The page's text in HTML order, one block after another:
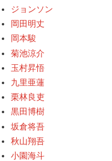
ジョンソン
岡田明丈
岡本駿
菊池涼介
玉村昇悟
九里亜蓮
栗林良吏
黒田博樹
坂倉将吾
秋山翔吾
小園海斗